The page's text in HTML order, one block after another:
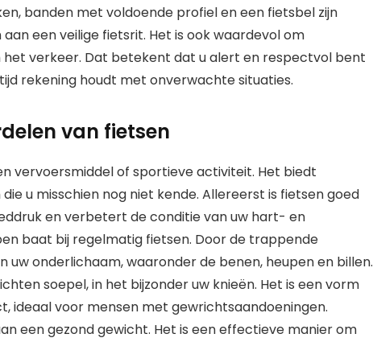
banden met voldoende profiel en een fietsbel zijn
een veilige fietsrit. Het is ook waardevol om
verkeer. Dat betekent dat u alert en respectvol bent
rekening houdt met onverwachte situaties.
van fietsen
vervoersmiddel of sportieve activiteit. Het biedt
u misschien nog niet kende. Allereerst is fietsen goed
en verbetert de conditie van uw hart- en
baat bij regelmatig fietsen. Door de trappende
uw onderlichaam, waaronder de benen, heupen en billen.
soepel, in het bijzonder uw knieën. Het is een vorm
ideaal voor mensen met gewrichtsaandoeningen.
een gezond gewicht. Het is een effectieve manier om